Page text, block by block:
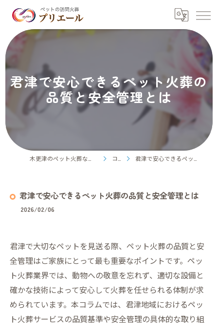
君津で安心できるペット火葬の
品質と安全管理とは
コラム 君津で安心できるペット火葬の品質と安全管理とは
君津で安心できるペット火葬の品質と安全管理とは
2026/02/06
君津で大切なペットを見送る際、ペット火葬の品質と安
全管理はご家族にとって最も重要なポイントです。ペッ
ト火葬業界では、動物への敬意を忘れず、適切な設備と
確かな技術によって安心して火葬を任せられる体制が求
められています。本コラムでは、君津地域におけるペッ
ト火葬サービスの品質基準や安全管理の具体的な取り組